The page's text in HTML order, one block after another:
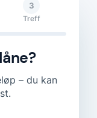
3
Treff
– du kan